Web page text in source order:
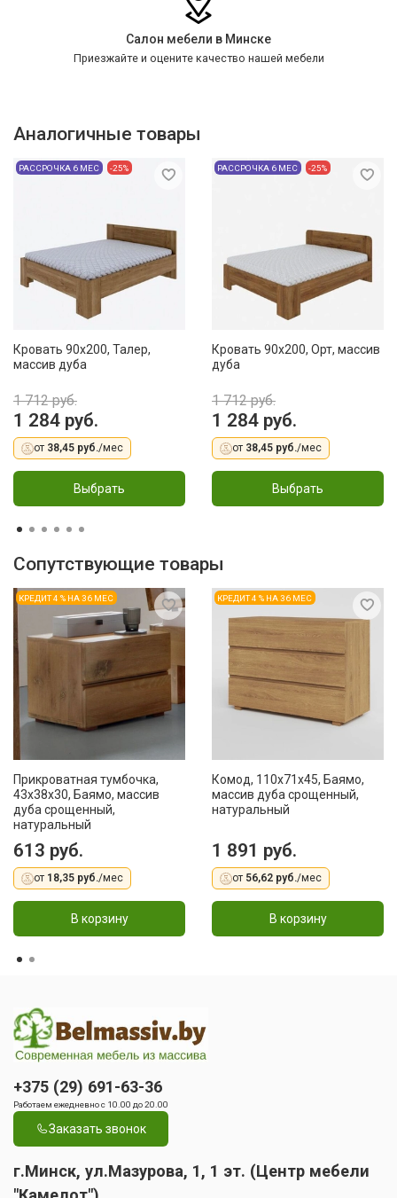
Салон мебели в Минске
Приезжайте и оцените качество нашей мебели
Аналогичные товары
РАССРОЧКА 6 МЕС -25%
Кровать 90х200, Талер,
массив дуба
1 712 руб.
1 284 руб.
от 38,45 руб./мес
Выбрать
РАССРОЧКА 6 МЕС -25%
Кровать 90х200, Орт, массив
дуба
1 712 руб.
1 284 руб.
от 38,45 руб./мес
Выбрать
Сопутствующие товары
КРЕДИТ 4 % НА 36 МЕС
Прикроватная тумбочка,
43х38х30, Баямо, массив
дуба срощенный,
натуральный
613 руб.
от 18,35 руб./мес
В корзину
КРЕДИТ 4 % НА 36 МЕС
Комод, 110x71x45, Баямо,
массив дуба срощенный,
натуральный
1 891 руб.
от 56,62 руб./мес
В корзину
+375 (29) 691-63-36
Работаем ежедневно с 10.00 до 20.00
Заказать звонок
г.Минск, ул.Мазурова, 1, 1 эт. (Центр мебели